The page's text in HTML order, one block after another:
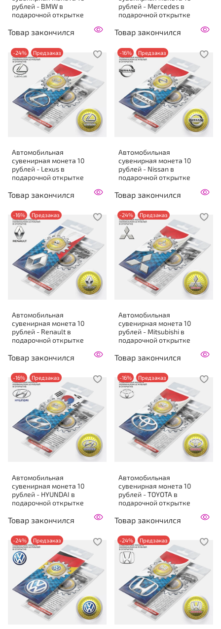
рублей - BMW в
подарочной открытке
Товар закончился
рублей - Mercedes в
подарочной открытке
Товар закончился
-24% Предзаказ
Автомобильная
сувенирная монета 10
рублей - Lexus в
подарочной открытке
Товар закончился
-16% Предзаказ
Автомобильная
сувенирная монета 10
рублей - Nissan в
подарочной открытке
Товар закончился
-16% Предзаказ
Автомобильная
сувенирная монета 10
рублей - Renault в
подарочной открытке
Товар закончился
-24% Предзаказ
Автомобильная
сувенирная монета 10
рублей - Mitsubishi в
подарочной открытке
Товар закончился
-16% Предзаказ
Автомобильная
сувенирная монета 10
рублей - HYUNDAI в
подарочной открытке
Товар закончился
-16% Предзаказ
Автомобильная
сувенирная монета 10
рублей - TOYOTA в
подарочной открытке
Товар закончился
-24% Предзаказ -24% Предзаказ